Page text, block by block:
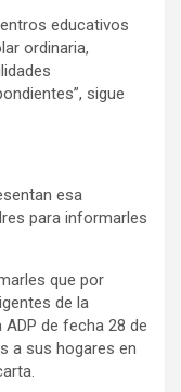
educativos
ordinaria,
sigue
esa
para informarles
que por
de la
de fecha 28 de
a sus hogares en